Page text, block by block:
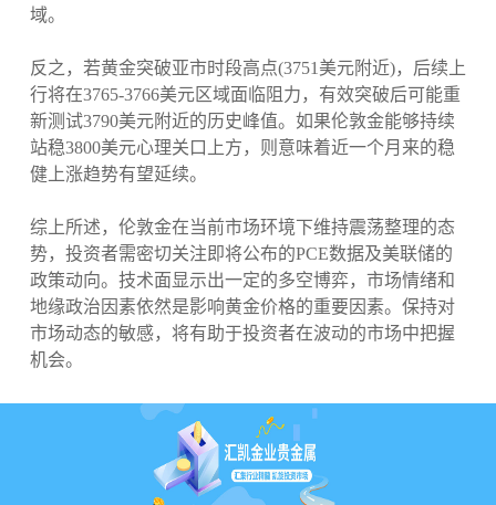
域。
反之，若黄金突破亚市时段高点(3751美元附近)，后续上
行将在3765-3766美元区域面临阻力，有效突破后可能重
新测试3790美元附近的历史峰值。如果伦敦金能够持续
站稳3800美元心理关口上方，则意味着近一个月来的稳
健上涨趋势有望延续。
综上所述，伦敦金在当前市场环境下维持震荡整理的态
势，投资者需密切关注即将公布的PCE数据及美联储的
政策动向。技术面显示出一定的多空博弈，市场情绪和
地缘政治因素依然是影响黄金价格的重要因素。保持对
市场动态的敏感，将有助于投资者在波动的市场中把握
机会。